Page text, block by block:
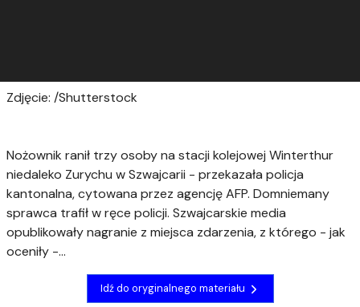
Zdjęcie: /Shutterstock
Nożownik ranił trzy osoby na stacji kolejowej Winterthur
niedaleko Zurychu w Szwajcarii - przekazała policja
kantonalna, cytowana przez agencję AFP. Domniemany
sprawca trafił w ręce policji. Szwajcarskie media
opublikowały nagranie z miejsca zdarzenia, z którego - jak
oceniły -...
Idź do oryginalnego materiału